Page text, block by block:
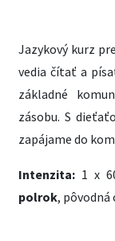
Jazykový kurz
vedia čítať a
základné
zásobu. S
zapájame do
Intenzita: 1 x
polrok, pôvodná